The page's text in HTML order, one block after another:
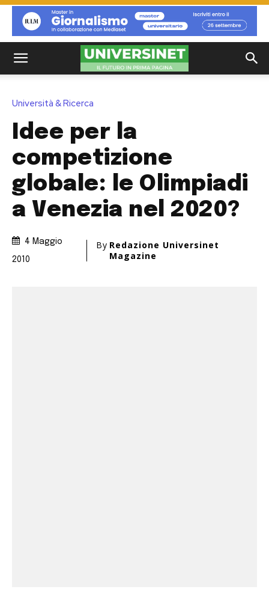
Università & Ricerca
Idee per la
competizione
globale: le Olimpiadi
a Venezia nel 2020?
4 Maggio
2010
By Redazione Universinet
Magazine